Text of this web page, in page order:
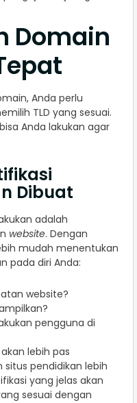
Domain
Anda perlu
TLD yang sesuai.
Anda lakukan agar
Dibuat
adalah
website. Dengan
mudah menentukan
pada diri Anda:
website?
pengguna di
akan lebih pas
situs pendidikan lebih
yang jelas akan
sesuai dengan